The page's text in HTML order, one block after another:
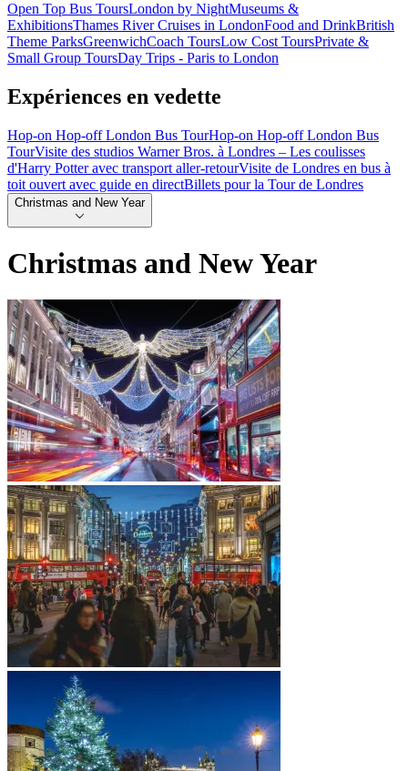
Open Top Bus ToursLondon by NightMuseums &
ExhibitionsThames River Cruises in LondonFood and DrinkBritish
Theme ParksGreenwichCoach ToursLow Cost ToursPrivate &
Small Group ToursDay Trips - Paris to London
Expériences en vedette
Hop-on Hop-off London Bus TourHop-on Hop-off London Bus
TourVisite des studios Warner Bros. à Londres – Les coulisses
d'Harry Potter avec transport aller-retourVisite de Londres en bus à
toit ouvert avec guide en directBillets pour la Tour de Londres
Christmas and New Year
Christmas and New Year